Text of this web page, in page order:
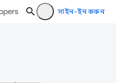
সাইন-ইন করুন